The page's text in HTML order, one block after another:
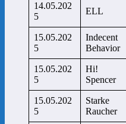
14.05.202
5
ELL
15.05.202
5
Indecent
Behavior
15.05.202
5
Hi!
Spencer
15.05.202
5
Starke
Raucher